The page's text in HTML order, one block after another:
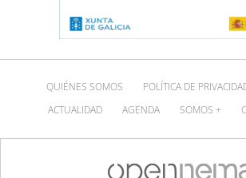
QUIÉNES SOMOS POLÍTICA DE
ACTUALIDAD
AGENDA SOMOS +